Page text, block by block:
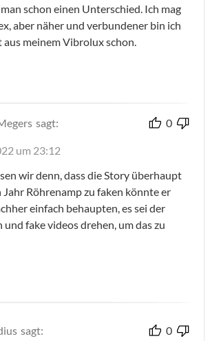
schon einen Unterschied. Ich mag
aber näher und verbundener bin ich
meinem Vibrolux schon.
sagt: 0
um 23:12
wir denn, dass die Story überhaupt
Röhrenamp zu faken könnte er
einfach behaupten, es sei der
und fake videos drehen, um das zu
sagt: 0